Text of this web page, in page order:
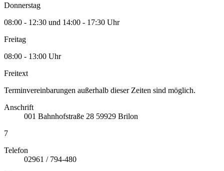
Donnerstag
08:00 - 12:30 und 14:00 - 17:30 Uhr
Freitag
08:00 - 13:00 Uhr
Freitext
Terminvereinbarungen außerhalb dieser Zeiten sind möglich.
Anschrift
001 Bahnhofstraße 28 59929 Brilon
7
Telefon
02961 / 794-480